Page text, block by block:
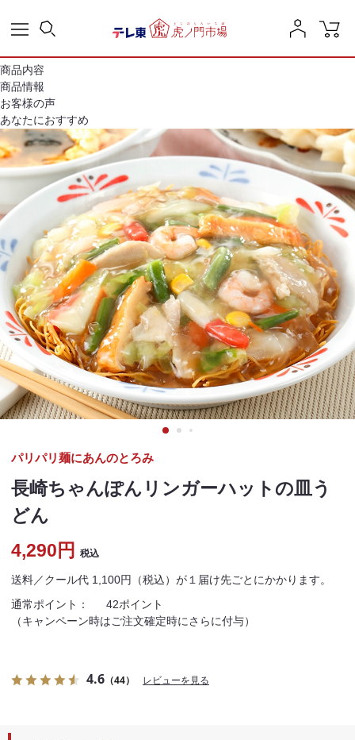
商品内容
商品情報
お客様の声
あなたにおすすめ
長崎ちゃんぽんリンガーハットの皿う
どん
パリパリ麺にあんのとろみ
4,290円 税込
通常ポイント：
42ポイント
（キャンペーン時はご注文確定時にさらに付与）
送料／クール代 1,100円（税込）が１届け先ごとにかかります。
4.6 （44） レビューを見る